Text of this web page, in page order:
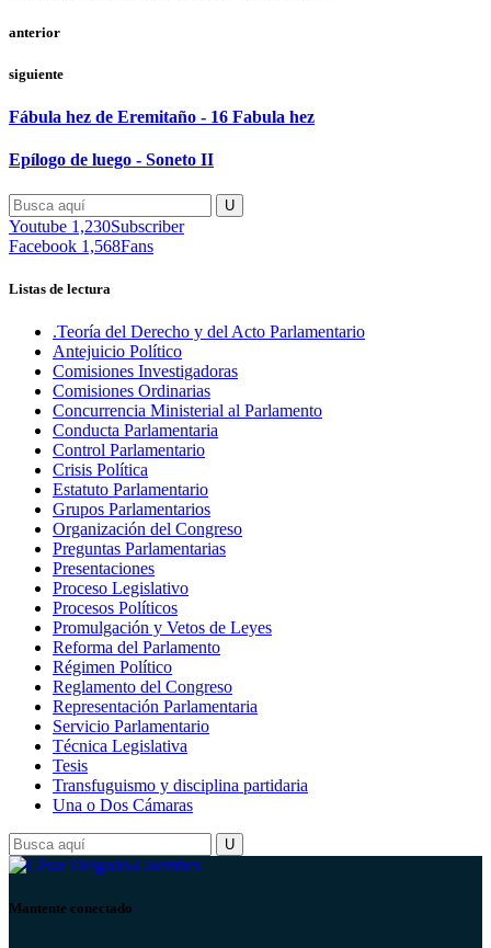
anterior
siguiente
Fábula hez de Eremitaño - 16 Fabula hez
Epílogo de luego - Soneto II
Youtube 1,230Subscriber
Facebook 1,568Fans
Listas de lectura
.Teoría del Derecho y del Acto Parlamentario
Antejuicio Político
Comisiones Investigadoras
Comisiones Ordinarias
Concurrencia Ministerial al Parlamento
Conducta Parlamentaria
Control Parlamentario
Crisis Política
Estatuto Parlamentario
Grupos Parlamentarios
Organización del Congreso
Preguntas Parlamentarias
Presentaciones
Proceso Legislativo
Procesos Políticos
Promulgación y Vetos de Leyes
Reforma del Parlamento
Régimen Político
Reglamento del Congreso
Representación Parlamentaria
Servicio Parlamentario
Técnica Legislativa
Tesis
Transfuguismo y disciplina partidaria
Una o Dos Cámaras
Mantente conectado